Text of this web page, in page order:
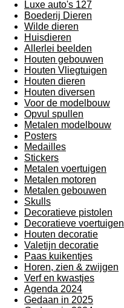
Luxe auto's 127
Boederij Dieren
Wilde dieren
Huisdieren
Allerlei beelden
Houten gebouwen
Houten Vliegtuigen
Houten dieren
Houten diversen
Voor de modelbouw
Opvul spullen
Metalen modelbouw
Posters
Medailles
Stickers
Metalen voertuigen
Metalen motoren
Metalen gebouwen
Skulls
Decoratieve pistolen
Decoratieve voertuigen
Houten decoratie
Valetijn decoratie
Paas kuikentjes
Horen, zien & zwijgen
Verf en kwastjes
Agenda 2024
Gedaan in 2025